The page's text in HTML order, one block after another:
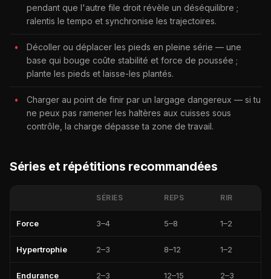
pendant que l'autre file droit révèle un déséquilibre ;
ralentis le tempo et synchronise les trajectoires.
Décoller ou déplacer les pieds en pleine série — une
base qui bouge coûte stabilité et force de poussée ;
plante les pieds et laisse-les plantés.
Charger au point de finir par un largage dangereux — si tu
ne peux pas ramener les haltères aux cuisses sous
contrôle, la charge dépasse ta zone de travail.
Séries et répétitions recommandées
SÉRIES REPS RIR
Force 3–4 5–8 1–2
Hypertrophie 2–3 8–12 1–2
Endurance 2–3 12–15 2–3